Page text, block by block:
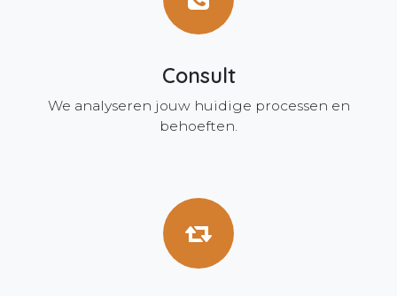
Consult
We analyseren jouw huidige processen en
behoeften.